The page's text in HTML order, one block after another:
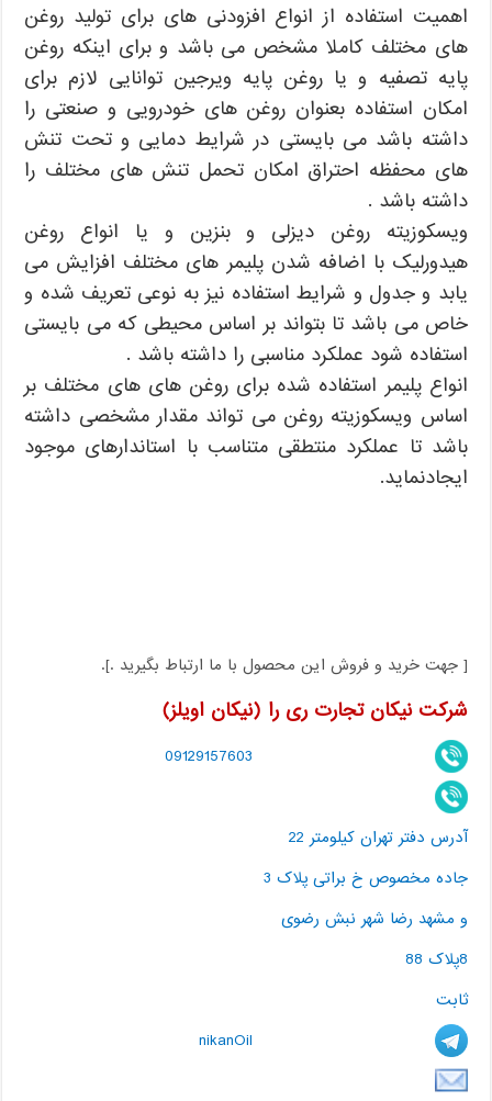
اهمیت استفاده از انواع افزودنی های برای تولید روغن
های مختلف کاملا مشخص می باشد و برای اینکه روغن
پایه تصفیه و یا روغن پایه ویرجین توانایی لازم برای
امکان استفاده بعنوان روغن های خودرویی و صنعتی را
داشته باشد می بایستی در شرایط دمایی و تحت تنش
های محفظه احتراق امکان تحمل تنش های مختلف را
داشته باشد .
ویسکوزیته روغن دیزلی و بنزین و یا انواع روغن
هیدورلیک با اضافه شدن پلیمر های مختلف افزایش می
یابد و جدول و شرایط استفاده نیز به نوعی تعریف شده و
خاص می باشد تا بتواند بر اساس محیطی که می بایستی
استفاده شود عملکرد مناسبی را داشته باشد .
انواع پلیمر استفاده شده برای روغن های های مختلف بر
اساس ویسکوزیته روغن می تواند مقدار مشخصی داشته
باشد تا عملکرد منتطقی متناسب با استاندارهای موجود
ایجادنماید.
[ جهت خرید و فروش این محصول با ما ارتباط بگیرید .].
شرکت نیکان تجارت ری را (نیکان اویلز)
09129157603
آدرس دفتر تهران کیلومتر 22
جاده مخصوص خ براتی پلاک 3
و مشهد رضا شهر نبش رضوی
8پلاک 88
ثابت
nikanOil